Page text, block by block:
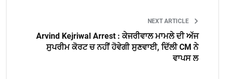
NEXT ARTICLE
Arvind Kejriwal Arrest : ਕੇਜਰੀਵਾਲ ਮਾਮਲੇ ਦੀ ਅੱਜ
ਸੁਪਰੀਮ ਕੋਰਟ ਚ ਨਹੀਂ ਹੋਵੇਗੀ ਸੁਣਵਾਈ, ਦਿੱਲੀ CM ਨੇ
ਵਾਪਸ ਲ